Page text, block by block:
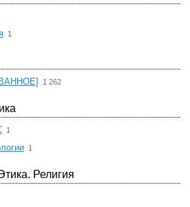
1
1 262
1
1
Религия